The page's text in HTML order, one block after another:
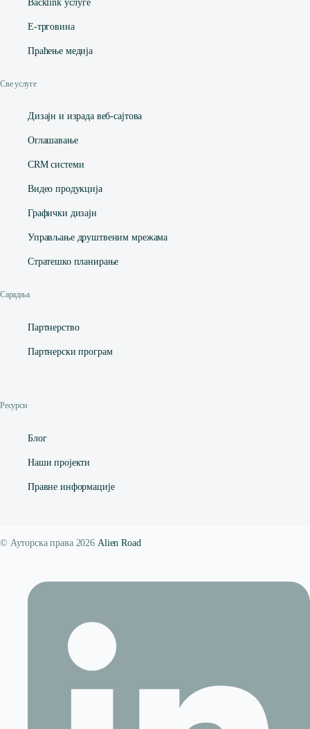
Backlink услуге
Е-трговина
Праћење медија
Све услуге
Дизајн и израда веб-сајтова
Оглашавање
CRM системи
Видео продукција
Графички дизајн
Управљање друштвеним мрежама
Стратешко планирање
Сарадња
Партнерство
Партнерски програм
Ресурси
Блог
Наши пројекти
Правне информације
© Ауторска права 2026 Alien Road